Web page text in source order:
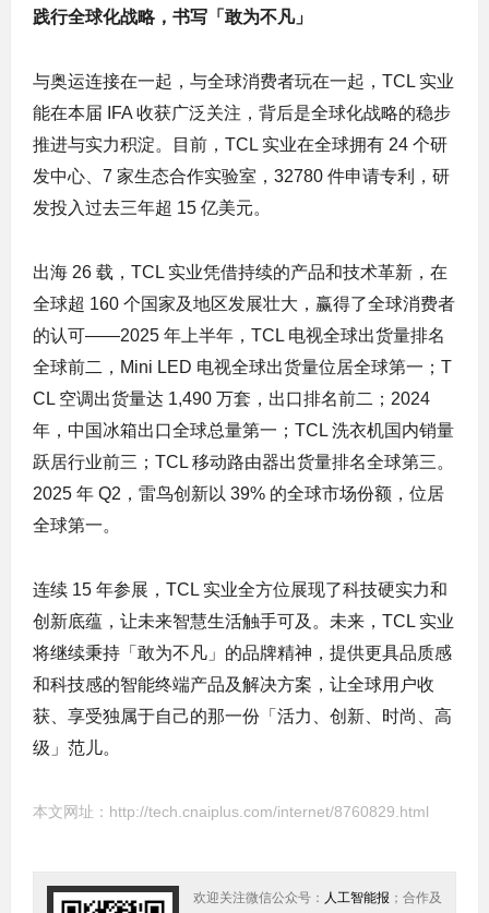
践行全球化战略，书写「敢为不凡」
与奥运连接在一起，与全球消费者玩在一起，TCL 实业
能在本届 IFA 收获广泛关注，背后是全球化战略的稳步
推进与实力积淀。目前，TCL 实业在全球拥有 24 个研
发中心、7 家生态合作实验室，32780 件申请专利，研
发投入过去三年超 15 亿美元。
出海 26 载，TCL 实业凭借持续的产品和技术革新，在
全球超 160 个国家及地区发展壮大，赢得了全球消费者
的认可——2025 年上半年，TCL 电视全球出货量排名
全球前二，Mini LED 电视全球出货量位居全球第一；T
CL 空调出货量达 1,490 万套，出口排名前二；2024
年，中国冰箱出口全球总量第一；TCL 洗衣机国内销量
跃居行业前三；TCL 移动路由器出货量排名全球第三。
2025 年 Q2，雷鸟创新以 39% 的全球市场份额，位居
全球第一。
连续 15 年参展，TCL 实业全方位展现了科技硬实力和
创新底蕴，让未来智慧生活触手可及。未来，TCL 实业
将继续秉持「敢为不凡」的品牌精神，提供更具品质感
和科技感的智能终端产品及解决方案，让全球用户收
获、享受独属于自己的那一份「活力、创新、时尚、高
级」范儿。
本文网址： http://tech.cnaiplus.com/internet/8760829.html
欢迎关注微信公众号： 人工智能报 ；合作及